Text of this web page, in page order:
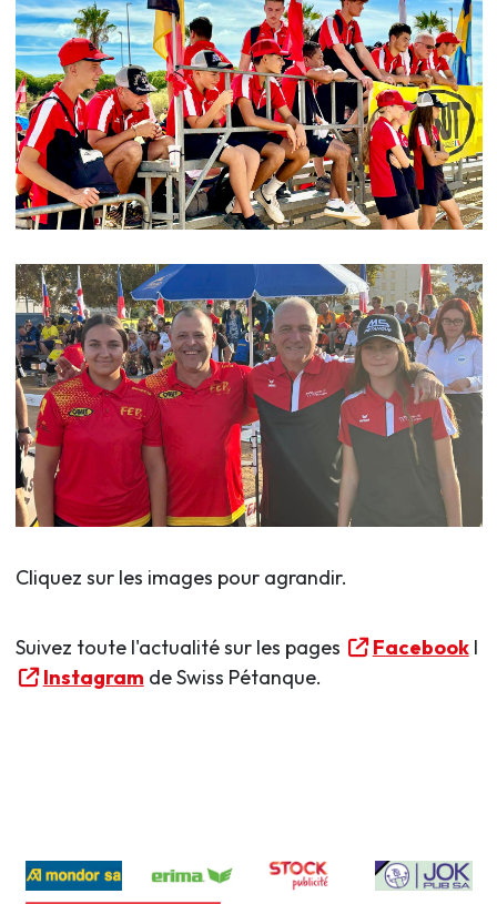
Cliquez sur les images pour agrandir.
Suivez toute l'actualité sur les pages FacebookI
Instagram de Swiss Pétanque.